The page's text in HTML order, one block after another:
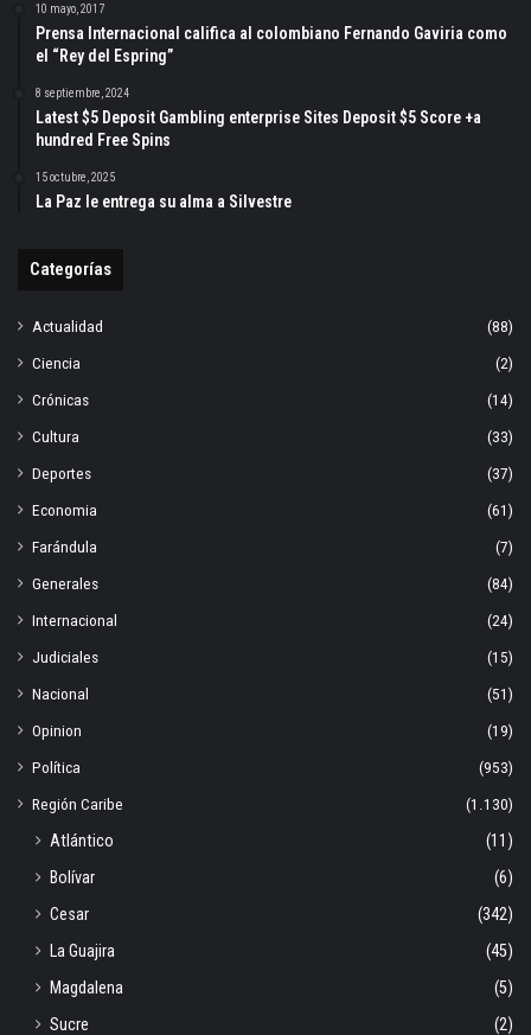
10 mayo, 2017
Prensa Internacional califica al colombiano Fernando Gaviria como
el “Rey del Espring”
8 septiembre, 2024
Latest $5 Deposit Gambling enterprise Sites Deposit $5 Score +a
hundred Free Spins
15 octubre, 2025
La Paz le entrega su alma a Silvestre
Categorías
Actualidad
(88)
Ciencia
(2)
Crónicas
(14)
Cultura
(33)
Deportes
(37)
Economia
(61)
Farándula
(7)
Generales
(84)
Internacional
(24)
Judiciales
(15)
Nacional
(51)
Opinion
(19)
Política
(953)
Región Caribe
(1.130)
Atlántico
(11)
Bolívar
(6)
Cesar
(342)
La Guajira
(45)
Magdalena
(5)
Sucre
(2)